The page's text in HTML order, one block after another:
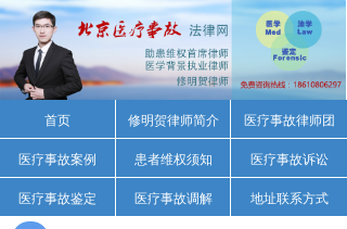
首页 修明贺律师简介 医疗事故律师团
医疗事故案例 患者维权须知 医疗事故诉讼
医疗事故鉴定 医疗事故调解 地址联系方式